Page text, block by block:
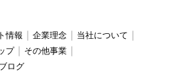
情報 企業理念
当社について
プ
その他事業
ログ